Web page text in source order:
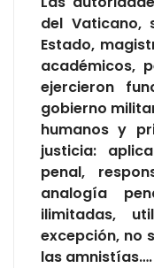
del Vaticano,
Estado,
académicos,
ejercieron
gobierno
humanos y
justicia:
penal,
analogía
ilimitadas,
excepción, no
las amnistías….